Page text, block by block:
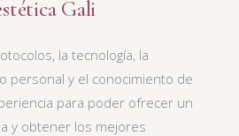
Gali
la tecnología, la
personal y el conocimiento de
para poder ofrecer un
y obtener los mejores